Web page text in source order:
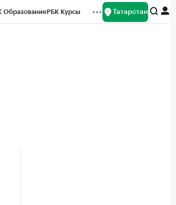
ОбразованиеРБК Курсы Татарстан